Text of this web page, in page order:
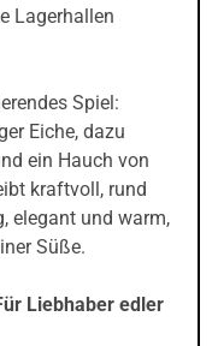
Lagerhallen
Spiel:
Eiche, dazu
ein Hauch von
kraftvoll, rund
elegant und warm,
Süße.
Liebhaber edler